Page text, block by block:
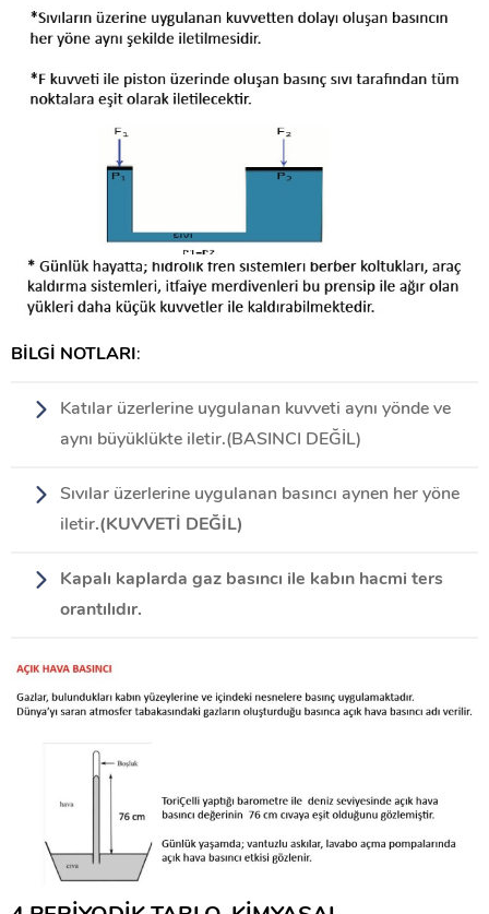
BİLGİ NOTLARI:
Katılar üzerlerine uygulanan kuvveti aynı yönde ve
aynı büyüklükte iletir.(BASINCI DEĞİL)
Sıvılar üzerlerine uygulanan basıncı aynen her yöne
iletir.(KUVVETİ DEĞİL)
Kapalı kaplarda gaz basıncı ile kabın hacmi ters
orantılıdır.